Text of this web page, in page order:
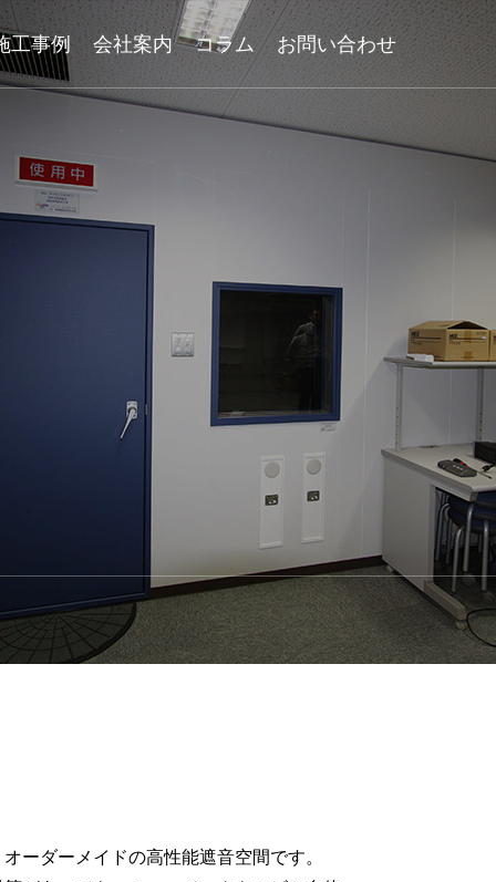
工事例 会社案内 コラム お問い合わせ
ーダーメイドの高性能遮音空間です。